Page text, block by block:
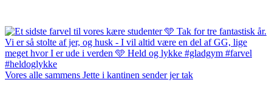
Vores alle sammens Jette i kantinen sender jer tak